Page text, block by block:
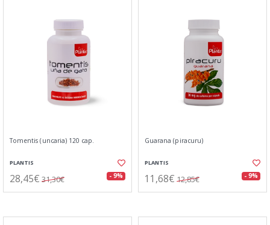
Tomentis (uncaria) 120 cap.
PLANTIS
28,45€ 31,30€ - 9%
Guarana (piracuru)
PLANTIS
11,68€ 12,85€ - 9%